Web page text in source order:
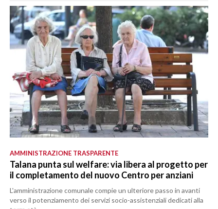
AMMINISTRAZIONE TRASPARENTE
Talana punta sul welfare: via libera al progetto per
il completamento del nuovo Centro per anziani
L'amministrazione comunale compie un ulteriore passo in avanti
verso il potenziamento dei servizi socio-assistenziali dedicati alla